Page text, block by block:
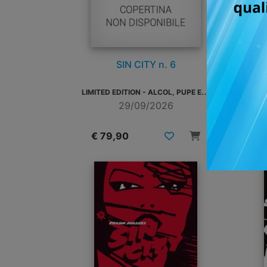
SIN CITY n. 6
L
IMITED EDITION - ALCOL, PUPE E PALLOTTOLE
29/09/2026
€ 79,90